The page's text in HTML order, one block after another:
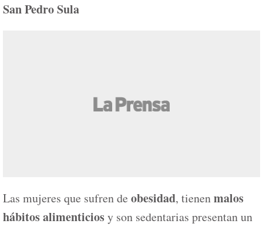
San Pedro Sula
Las mujeres que sufren de obesidad, tienenmalos
hábitos alimenticiosy son sedentarias presentan un